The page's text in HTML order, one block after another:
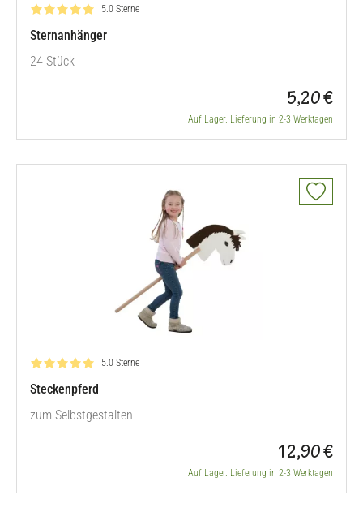
Bewertung: 5.0 von 5
5.0 Sterne
Sternanhänger
24 Stück
5,20 €
Auf Lager. Lieferung in 2-3 Werktagen
Bewertung: 5.0 von 5
5.0 Sterne
Steckenpferd
zum Selbstgestalten
12,90 €
Auf Lager. Lieferung in 2-3 Werktagen